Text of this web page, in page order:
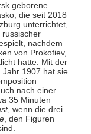
geborene
die seit 2018
unterrichtet,
russischer
nachdem
von Prokofiev,
hatte. Mit der
Jahr 1907 hat sie
nach einer
35 Minuten
, wenn die drei
, den Figuren